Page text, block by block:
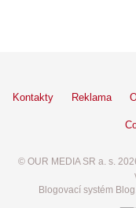
Kontakty Reklama
© OUR MEDIA SR a. s.
Blogovací systém